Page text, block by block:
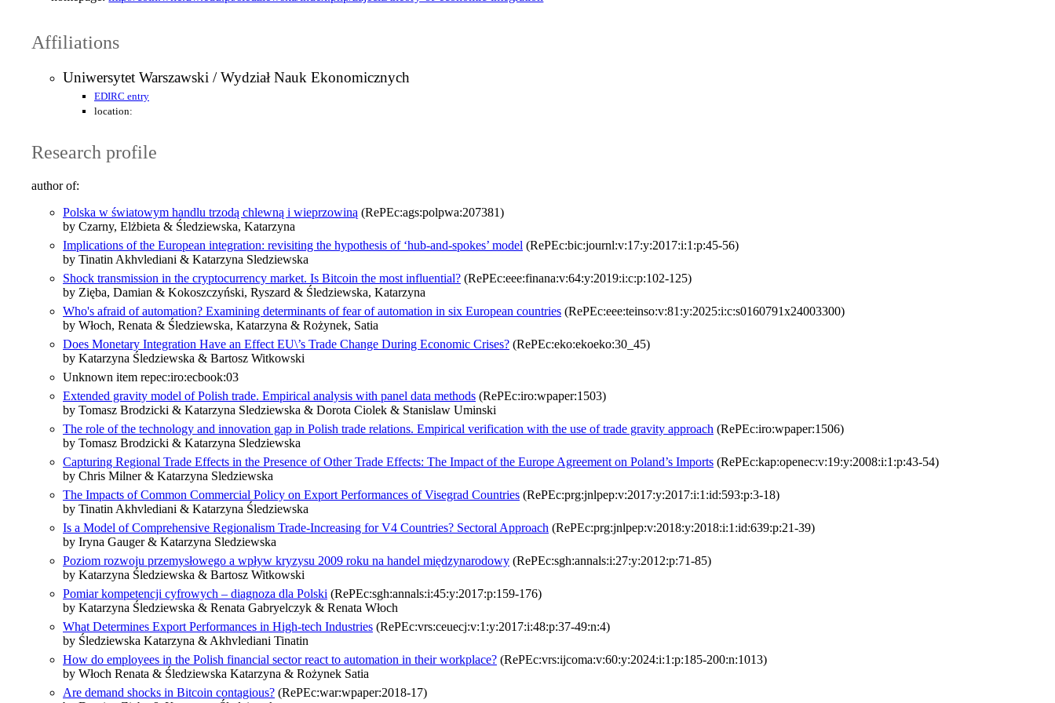
Affiliations
Uniwersytet Warszawski / Wydział Nauk Ekonomicznych
EDIRC entry
location:
Research profile
author of:
Polska w światowym handlu trzodą chlewną i wieprzowiną (RePEc:ags:polpwa:207381)
by Czarny, Elżbieta & Śledziewska, Katarzyna
Implications of the European integration: revisiting the hypothesis of ‘hub-and-spokes’ model (RePEc:bic:journl:v:17:y:2017:i:1:p:45-56)
by Tinatin Akhvlediani & Katarzyna Sledziewska
Shock transmission in the cryptocurrency market. Is Bitcoin the most influential? (RePEc:eee:finana:v:64:y:2019:i:c:p:102-125)
by Zięba, Damian & Kokoszczyński, Ryszard & Śledziewska, Katarzyna
Who's afraid of automation? Examining determinants of fear of automation in six European countries (RePEc:eee:teinso:v:81:y:2025:i:c:s0160791x24003300)
by Włoch, Renata & Śledziewska, Katarzyna & Rożynek, Satia
Does Monetary Integration Have an Effect EU\’s Trade Change During Economic Crises? (RePEc:eko:ekoeko:30_45)
by Katarzyna Śledziewska & Bartosz Witkowski
Unknown item repec:iro:ecbook:03
Extended gravity model of Polish trade. Empirical analysis with panel data methods (RePEc:iro:wpaper:1503)
by Tomasz Brodzicki & Katarzyna Sledziewska & Dorota Ciolek & Stanislaw Uminski
The role of the technology and innovation gap in Polish trade relations. Empirical verification with the use of trade gravity approach (RePEc:iro:wpaper:1506)
by Tomasz Brodzicki & Katarzyna Sledziewska
Capturing Regional Trade Effects in the Presence of Other Trade Effects: The Impact of the Europe Agreement on Poland’s Imports (RePEc:kap:openec:v:19:y:2008:i:1:p:43-54)
by Chris Milner & Katarzyna Sledziewska
The Impacts of Common Commercial Policy on Export Performances of Visegrad Countries (RePEc:prg:jnlpep:v:2017:y:2017:i:1:id:593:p:3-18)
by Tinatin Akhvlediani & Katarzyna Śledziewska
Is a Model of Comprehensive Regionalism Trade-Increasing for V4 Countries? Sectoral Approach (RePEc:prg:jnlpep:v:2018:y:2018:i:1:id:639:p:21-39)
by Iryna Gauger & Katarzyna Sledziewska
Poziom rozwoju przemysłowego a wpływ kryzysu 2009 roku na handel międzynarodowy (RePEc:sgh:annals:i:27:y:2012:p:71-85)
by Katarzyna Śledziewska & Bartosz Witkowski
Pomiar kompetencji cyfrowych – diagnoza dla Polski (RePEc:sgh:annals:i:45:y:2017:p:159-176)
by Katarzyna Śledziewska & Renata Gabryelczyk & Renata Włoch
What Determines Export Performances in High‑tech Industries (RePEc:vrs:ceuecj:v:1:y:2017:i:48:p:37-49:n:4)
by Śledziewska Katarzyna & Akhvlediani Tinatin
How do employees in the Polish financial sector react to automation in their workplace? (RePEc:vrs:ijcoma:v:60:y:2024:i:1:p:185-200:n:1013)
by Włoch Renata & Śledziewska Katarzyna & Rożynek Satia
Are demand shocks in Bitcoin contagious? (RePEc:war:wpaper:2018-17)